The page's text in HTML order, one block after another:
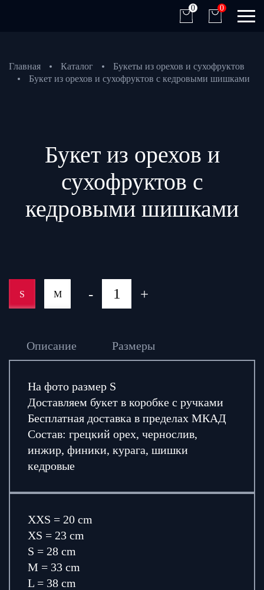
0 0
Главная Каталог
Букеты из орехов и сухофруктов
Букет из орехов и сухофруктов с кедровыми шишками
Букет из орехов и
сухофруктов с
кедровыми шишками
S M - +
Описание Размеры
На фото размер S
Доставляем букет в коробке с ручками
Бесплатная доставка в пределах МКАД
Состав: грецкий орех, чернослив,
инжир, финики, курага, шишки
кедровые
XXS = 20 cm
XS = 23 cm
S = 28 cm
M = 33 cm
L = 38 cm